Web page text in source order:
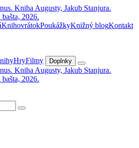
KnihovrátokPoukážkyKnižný blogKontakt
HryFilmy Doplnky